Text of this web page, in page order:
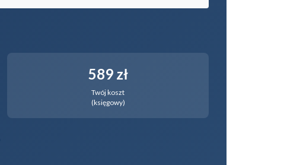
589 zł
Twój koszt
(księgowy)